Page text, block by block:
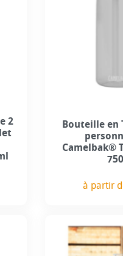
2
Bouteille en
Camelbak®
à partir